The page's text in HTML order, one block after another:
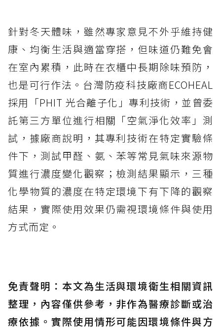
針對冬天體味，雖然專家意見不外乎維持健
康、均衡生活與適當穿搭，但味道仍難免會
在室內累積，此時在衣櫃中長期除味預防，
也是可行作法。台灣防疫科技廠商ECOHEAL
採用「PHIT 光合離子化」專利技術，並曾委
託第三方單位進行相關「空氣淨化效率」測
試，據廠商說明，其專利技術在特定實驗條
件下，測試甲醛、氨、苯等常見氣味來源物
質進行濃度變化觀察；檢測結果顯示，三種
化學物質的濃度在特定環境下有下降的觀察
結果，實際使用效果仍需視環境條件與使用
方式而定。
免責聲明：本文為生活與環境衛生相關資訊
整理，內容僅供參考，非作為醫療診斷或治
療依據。實際使用情形可能因環境條件與方